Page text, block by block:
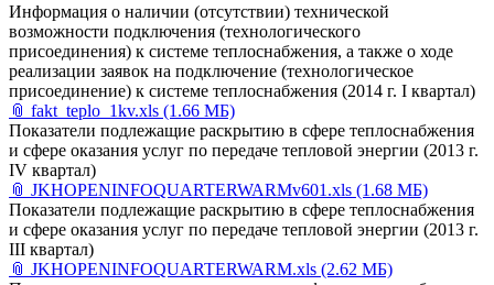
Информация о наличии (отсутствии) технической
возможности подключения (технологического
присоединения) к системе теплоснабжения, а также о ходе
реализации заявок на подключение (технологическое
присоединение) к системе теплоснабжения (2014 г. I квартал)
📎 fakt_teplo_1kv.xls (1.66 МБ)
Показатели подлежащие раскрытию в сфере теплоснабжения
и сфере оказания услуг по передаче тепловой энергии (2013 г.
IV квартал)
📎 JKHOPENINFOQUARTERWARMv601.xls (1.68 МБ)
Показатели подлежащие раскрытию в сфере теплоснабжения
и сфере оказания услуг по передаче тепловой энергии (2013 г.
III квартал)
📎 JKHOPENINFOQUARTERWARM.xls (2.62 МБ)